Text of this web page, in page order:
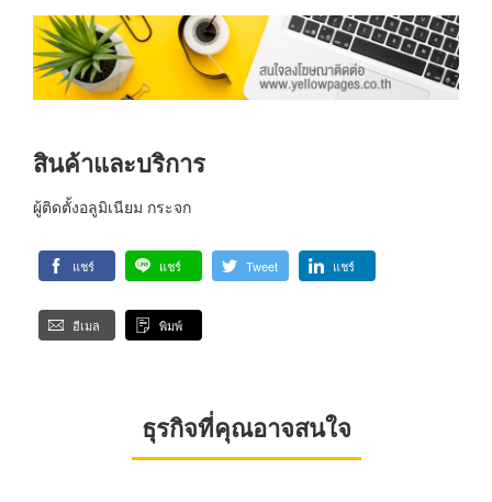
สินค้าและบริการ
ผู้ติดตั้งอลูมิเนียม กระจก
แชร์ แชร์ Tweet แชร์
อีเมล พิมพ์
ธุรกิจที่คุณอาจสนใจ